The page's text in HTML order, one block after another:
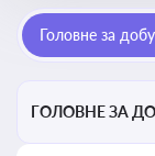
Головне за
ГОЛОВНЕ ЗА